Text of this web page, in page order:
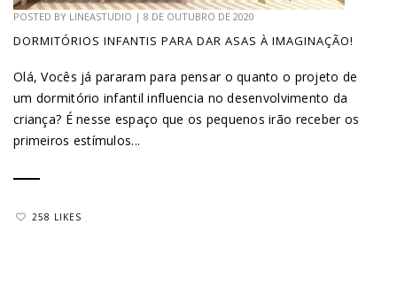
POSTED BY LINEASTUDIO | 8 DE OUTUBRO DE 2020
DORMITÓRIOS INFANTIS PARA DAR ASAS À IMAGINAÇÃO!
Olá, Vocês já pararam para pensar o quanto o projeto de
um dormitório infantil influencia no desenvolvimento da
criança? É nesse espaço que os pequenos irão receber os
primeiros estímulos...
258 LIKES